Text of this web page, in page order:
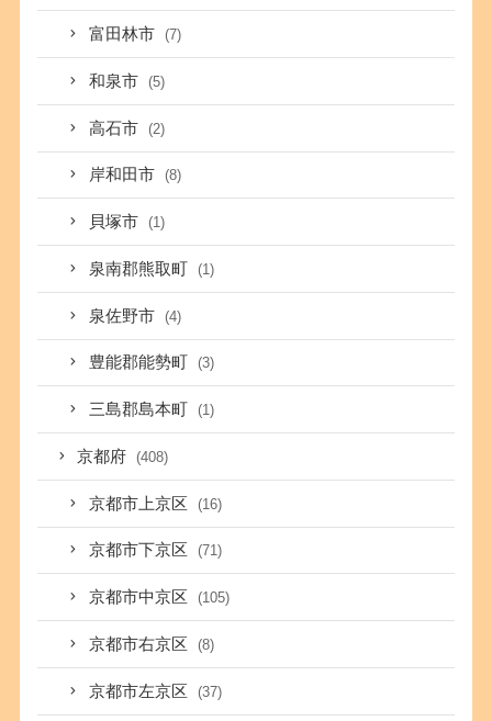
富田林市 (7)
和泉市 (5)
高石市 (2)
岸和田市 (8)
貝塚市 (1)
泉南郡熊取町 (1)
泉佐野市 (4)
豊能郡能勢町 (3)
三島郡島本町 (1)
京都府 (408)
京都市上京区 (16)
京都市下京区 (71)
京都市中京区 (105)
京都市右京区 (8)
京都市左京区 (37)